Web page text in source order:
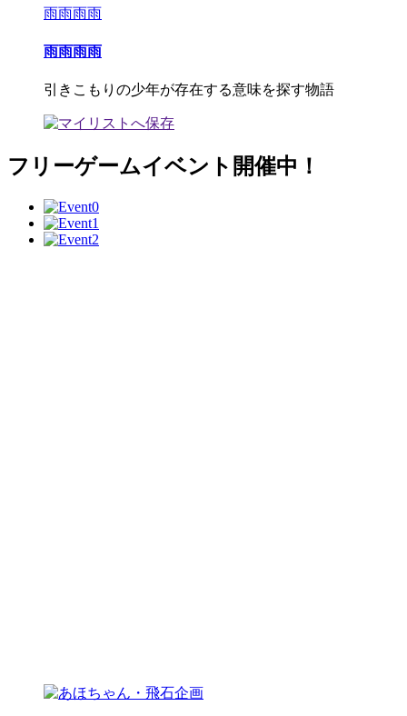
雨雨雨雨
雨雨雨雨
引きこもりの少年が存在する意味を探す物語
フリーゲームイベント開催中！